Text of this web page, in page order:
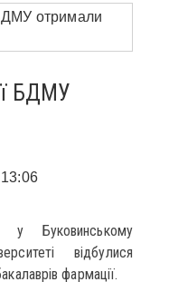
БДМУ
13:06
Буковинському
відбулися
фармації.